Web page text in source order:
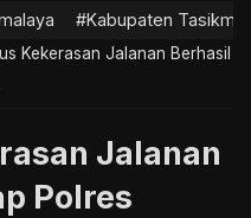
#Kabupaten
Kekerasan Jalanan Berhasil
Jalanan
Polres